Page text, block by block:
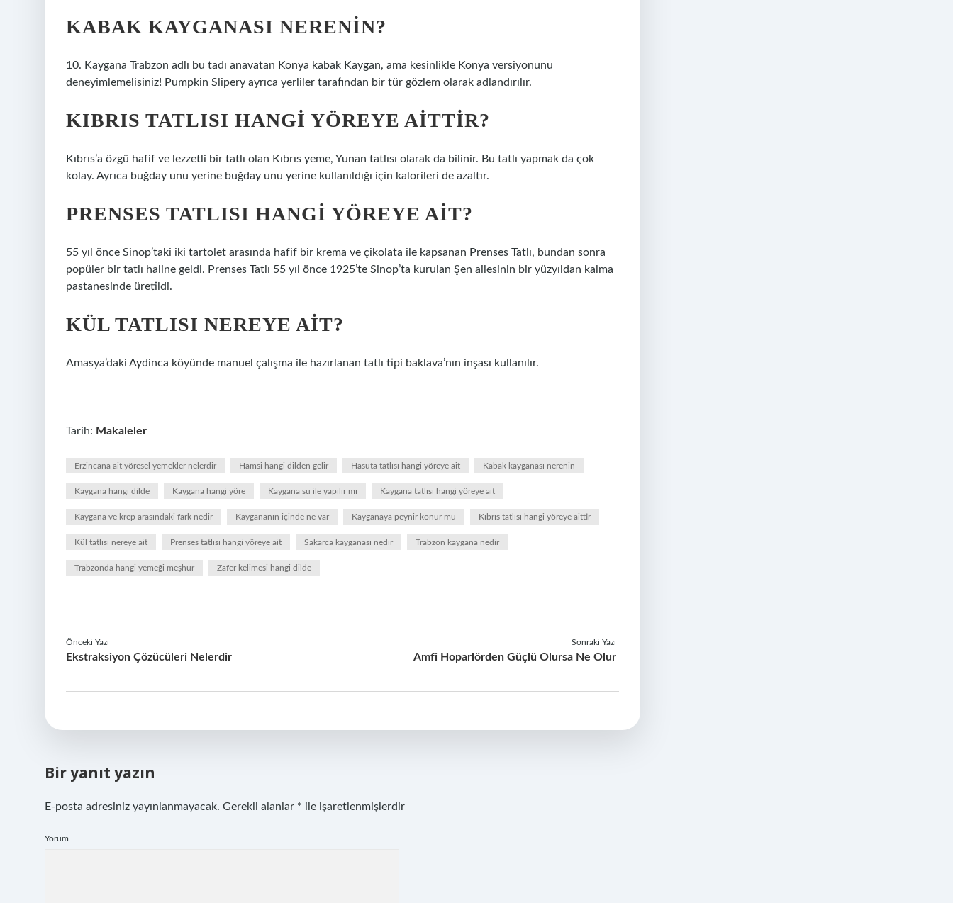
KABAK KAYGANASI NERENIN?
10. Kaygana Trabzon adlı bu tadı anavatan Konya kabak Kaygan, ama kesinlikle Konya versiyonunu
deneyimlemelisiniz! Pumpkin Slipery ayrıca yerliler tarafından bir tür gözlem olarak adlandırılır.
KIBRIS TATLISI HANGI YÖREYE AITTIR?
Kıbrıs’a özgü hafif ve lezzetli bir tatlı olan Kıbrıs yeme, Yunan tatlısı olarak da bilinir. Bu tatlı yapmak da çok
kolay. Ayrıca buğday unu yerine buğday unu yerine kullanıldığı için kalorileri de azaltır.
PRENSES TATLISI HANGI YÖREYE AIT?
55 yıl önce Sinop’taki iki tartolet arasında hafif bir krema ve çikolata ile kapsanan Prenses Tatlı, bundan sonra
popüler bir tatlı haline geldi. Prenses Tatlı 55 yıl önce 1925’te Sinop’ta kurulan Şen ailesinin bir yüzyıldan kalma
pastanesinde üretildi.
KÜL TATLISI NEREYE AIT?
Amasya’daki Aydinca köyünde manuel çalışma ile hazırlanan tatlı tipi baklava’nın inşası kullanılır.
Tarih: Makaleler
Erzincana ait yöresel yemekler nelerdir Hamsi hangi dilden gelir Hasuta tatlısı hangi yöreye ait Kabak kayganası nerenin
Kaygana hangi dilde Kaygana hangi yöre Kaygana su ile yapılır mı Kaygana tatlısı hangi yöreye ait
Kaygana ve krep arasındaki fark nedir Kaygananın içinde ne var Kayganaya peynir konur mu Kıbrıs tatlısı hangi yöreye aittir
Kül tatlısı nereye ait Prenses tatlısı hangi yöreye ait Sakarca kayganası nedir Trabzon kaygana nedir
Trabzonda hangi yemeği meşhur Zafer kelimesi hangi dilde
Önceki Yazı
Ekstraksiyon Çözücüleri Nelerdir
Sonraki Yazı
Amfi Hoparlörden Güçlü Olursa Ne Olur
Bir yanıt yazın
E-posta adresiniz yayınlanmayacak. Gerekli alanlar * ile işaretlenmişlerdir
Yorum